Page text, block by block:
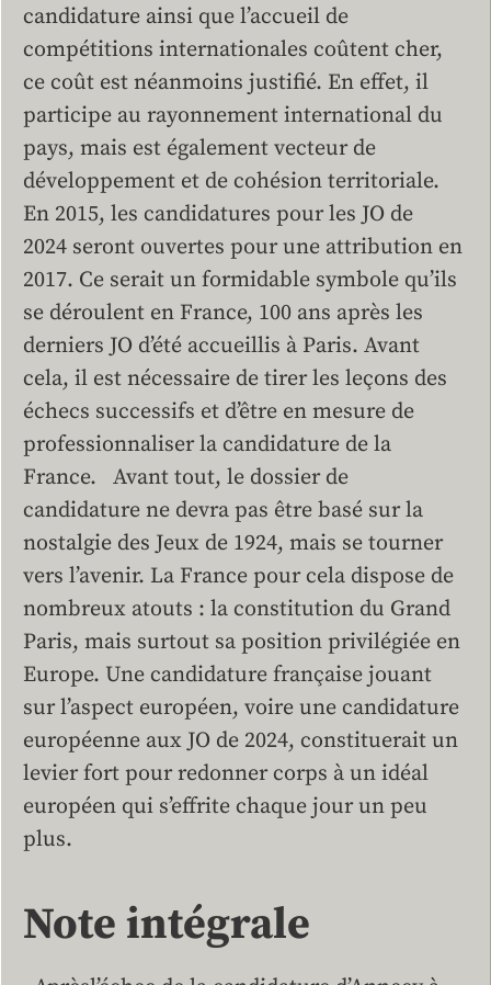
candidature ainsi que l’accueil de
compétitions internationales coûtent cher,
ce coût est néanmoins justifié. En effet, il
participe au rayonnement international du
pays, mais est également vecteur de
développement et de cohésion territoriale.
En 2015, les candidatures pour les JO de
2024 seront ouvertes pour une attribution en
2017. Ce serait un formidable symbole qu’ils
se déroulent en France, 100 ans après les
derniers JO d’été accueillis à Paris. Avant
cela, il est nécessaire de tirer les leçons des
échecs successifs et d’être en mesure de
professionnaliser la candidature de la
France. Avant tout, le dossier de
candidature ne devra pas être basé sur la
nostalgie des Jeux de 1924, mais se tourner
vers l’avenir. La France pour cela dispose de
nombreux atouts : la constitution du Grand
Paris, mais surtout sa position privilégiée en
Europe. Une candidature française jouant
sur l’aspect européen, voire une candidature
européenne aux JO de 2024, constituerait un
levier fort pour redonner corps à un idéal
européen qui s’effrite chaque jour un peu
plus.
Note intégrale